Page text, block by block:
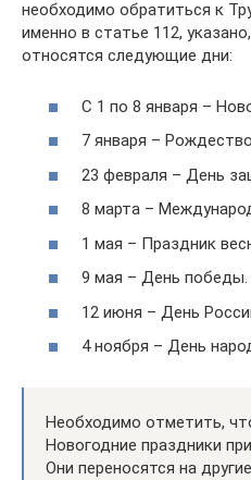
необходимо обратиться к
именно в статье 112,
относятся следующие дни:
С 1 по 8 января –
7 января –
23 февраля – День
8 марта –
1 мая – Праздник
9 мая – День победы.
12 июня – День
4 ноября – День
Необходимо отметить,
Новогодние праздники
Они переносятся на